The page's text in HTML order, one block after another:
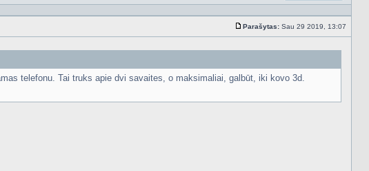
Atsakyti
Standartinė
Parašytas: Sau 29 2019, 13:07
telefonu. Tai truks apie dvi savaites, o maksimaliai, galbūt, iki kovo 3d.